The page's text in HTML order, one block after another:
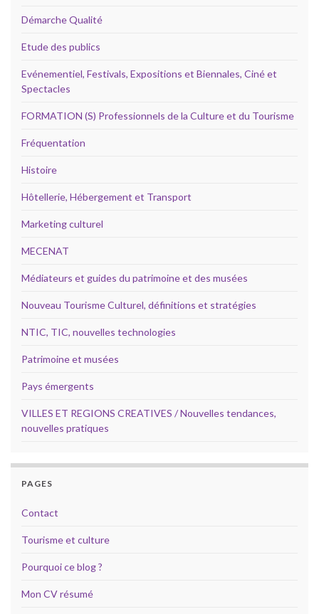
Démarche Qualité
Etude des publics
Evénementiel, Festivals, Expositions et Biennales, Ciné et
Spectacles
FORMATION (S) Professionnels de la Culture et du Tourisme
Fréquentation
Histoire
Hôtellerie, Hébergement et Transport
Marketing culturel
MECENAT
Médiateurs et guides du patrimoine et des musées
Nouveau Tourisme Culturel, définitions et stratégies
NTIC, TIC, nouvelles technologies
Patrimoine et musées
Pays émergents
VILLES ET REGIONS CREATIVES / Nouvelles tendances,
nouvelles pratiques
PAGES
Contact
Tourisme et culture
Pourquoi ce blog ?
Mon CV résumé